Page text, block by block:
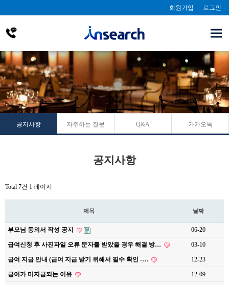
회원가입 로그인
공지사항 자주하는 질문 Q&A 카카오톡
공지사항
Total 7건 1 페이지
제목 날짜
부모님 동의서 작성 공지 06-20
급여신청 후 사진파일 오류 문자를 받았을 경우 해결 방… 03-10
급여 지급 안내 (급여 지급 받기 위해서 필수 확인 -… 12-23
급여가 미지급되는 이유 12-09